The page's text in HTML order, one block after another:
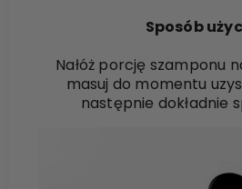
Sposób
Nałóż porcję szamponu
masuj do momentu
następnie dokładnie